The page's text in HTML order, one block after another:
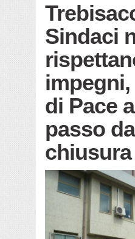
Sindaci
di Pace
passo
chiusura